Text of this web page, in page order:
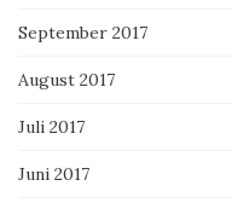
September 2017
August 2017
Juli 2017
Juni 2017